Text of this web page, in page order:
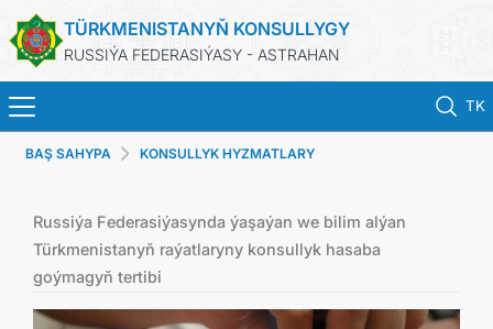
TÜRKMENISTANYŇ KONSULLYGY
RUSSIÝA FEDERASIÝASY - ASTRAHAN
TK
BAŞ SAHYPA
HABARLAR
BAŞ SAHYPA KONSULLYK HYZMATLARY
Russiýa Federasiýasynda ýaşaýan we bilim alýan
Türkmenistanyň raýatlaryny konsullyk hasaba
goýmagyň tertibi